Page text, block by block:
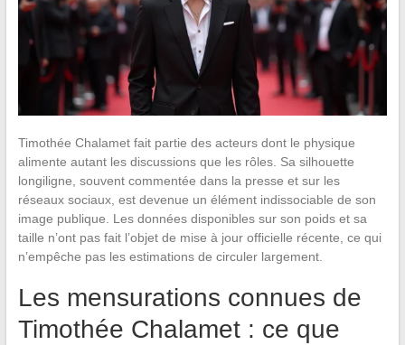
Timothée Chalamet fait partie des acteurs dont le physique
alimente autant les discussions que les rôles. Sa silhouette
longiligne, souvent commentée dans la presse et sur les
réseaux sociaux, est devenue un élément indissociable de son
image publique. Les données disponibles sur son poids et sa
taille n’ont pas fait l’objet de mise à jour officielle récente, ce qui
n’empêche pas les estimations de circuler largement.
Les mensurations connues de
Timothée Chalamet : ce que